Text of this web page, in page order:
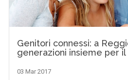
Genitori connessi: a
generazioni insieme per
03 Mar 2017